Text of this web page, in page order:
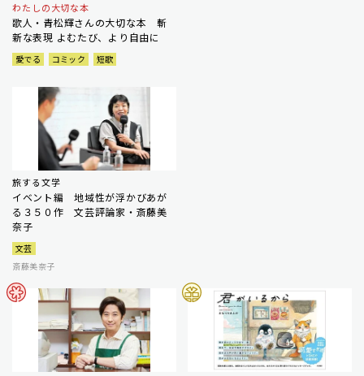
わたしの大切な本
歌人・青松輝さんの大切な本 斬
新な表現 よむたび、より自由に
愛でる コミック 短歌
旅する文学
イベント編 地域性が浮かびあが
る３５０作 文芸評論家・斎藤美
奈子
文芸
斎藤美奈子